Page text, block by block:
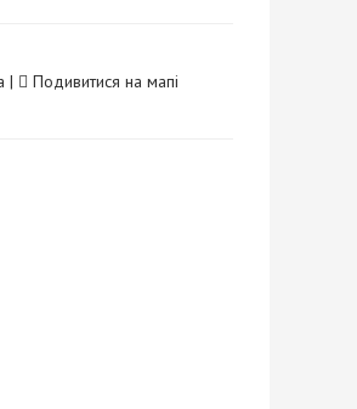
|
Подивитися на мапі